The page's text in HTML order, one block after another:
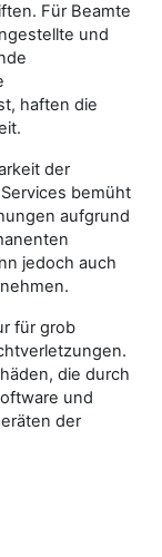
Für Beamte
und
haften die
der
bemüht
aufgrund
jedoch auch
für grob
die durch
und
der